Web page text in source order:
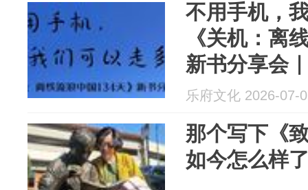
不用手机，
《关机：离
新书分享会
羽书店
乐府文化 2026-07-
那个写下《
如今怎么样